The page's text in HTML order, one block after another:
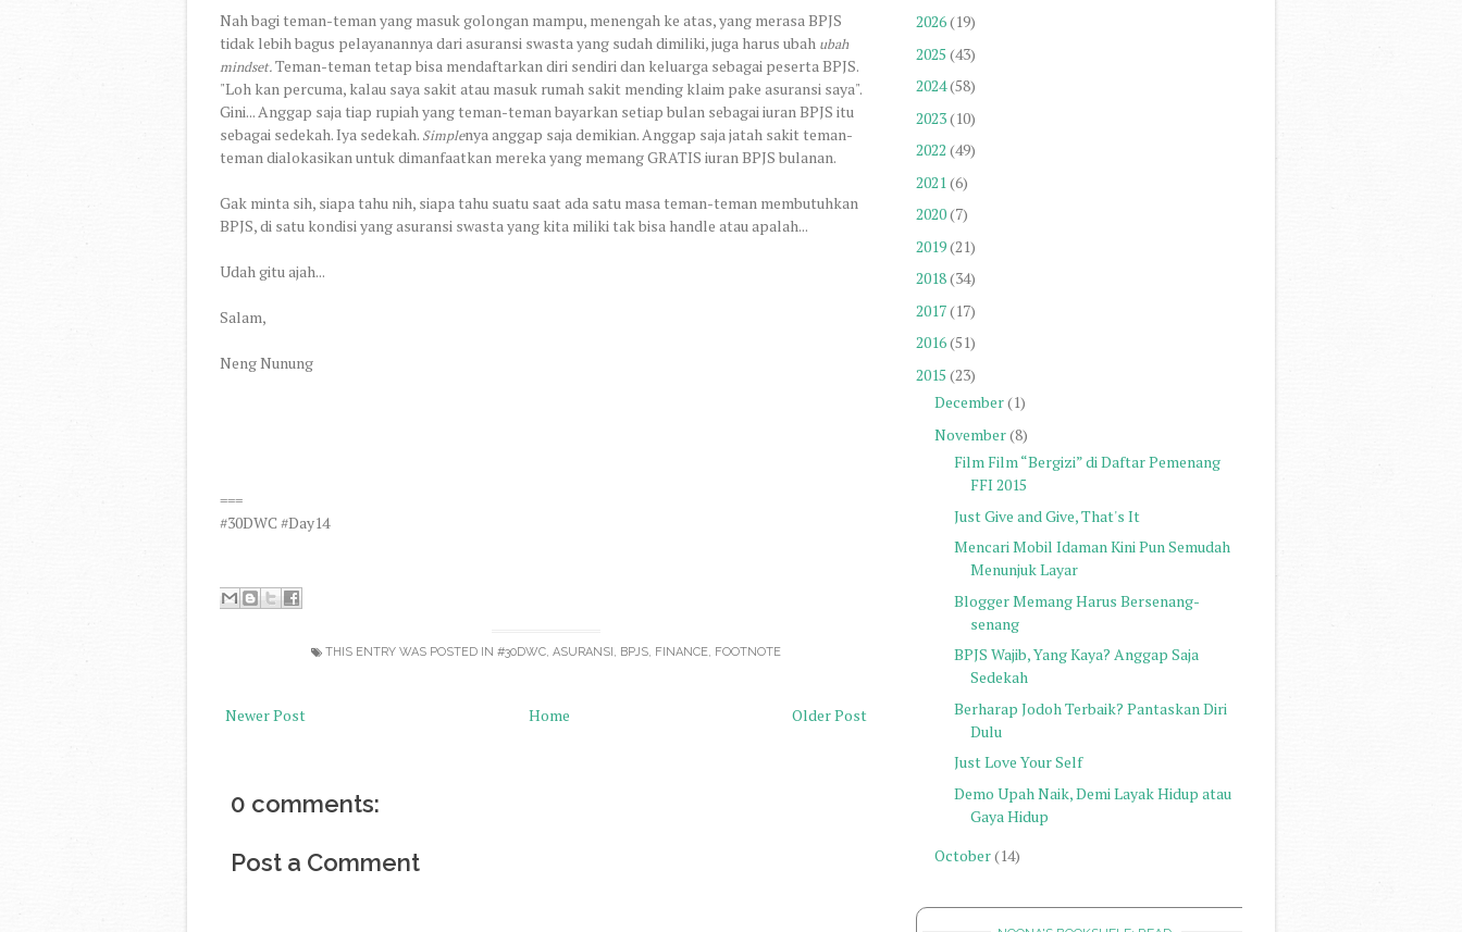
Nah bagi teman-teman yang masuk golongan mampu, menengah ke atas, yang merasa BPJS
tidak lebih bagus pelayanannya dari asuransi swasta yang sudah dimiliki, juga harus ubah ubah
mindset.Teman-teman tetap bisa mendaftarkan diri sendiri dan keluarga sebagai peserta BPJS.
"Loh kan percuma, kalau saya sakit atau masuk rumah sakit mending klaim pake asuransi saya".
Gini... Anggap saja tiap rupiah yang teman-teman bayarkan setiap bulan sebagai iuran BPJS itu
sebagai sedekah. Iya sedekah. Simplenya anggap saja demikian. Anggap saja jatah sakit teman-
teman dialokasikan untuk dimanfaatkan mereka yang memang GRATIS iuran BPJS bulanan.
Gak minta sih, siapa tahu nih, siapa tahu suatu saat ada satu masa teman-teman membutuhkan
BPJS, di satu kondisi yang asuransi swasta yang kita miliki tak bisa handle atau apalah...
Udah gitu ajah...
Salam,
Neng Nunung
===
#30DWC #Day14
THIS ENTRY WAS POSTED IN #30DWC ASURANSI BPJS FINANCE FOOTNOTE
Newer Post Older Post
Home
0 comments:
Post a Comment
2026(19)
2025 (43)
2024(58)
2023(10)
2022 (49)
2021(6)
2020(7)
2019(21)
2018(34)
2017(17)
2016(51)
2015 (23)
December(1)
November(8)
Film Film “Bergizi” di Daftar Pemenang
FFI 2015
Just Give and Give, That's It
Mencari Mobil Idaman Kini Pun Semudah
Menunjuk Layar
Blogger Memang Harus Bersenang-
senang
BPJS Wajib, Yang Kaya? Anggap Saja
Sedekah
Berharap Jodoh Terbaik? Pantaskan Diri
Dulu
Just Love Your Self
Demo Upah Naik, Demi Layak Hidup atau
Gaya Hidup
October(14)